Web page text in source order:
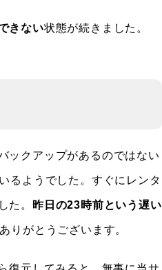
きない状態が続きました。
ックアップがあるのではない
るようでした。すぐにレンタ
た。 昨日の23時前という遅い
ありがとうございます。